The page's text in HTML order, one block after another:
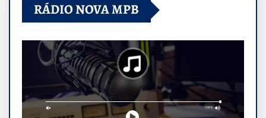
RÁDIO NOVA MPB